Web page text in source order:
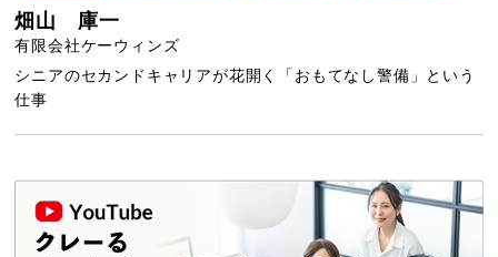
畑山 庫一
有限会社ケーウィンズ
シニアのセカンドキャリアが花開く「おもてなし警備」という
仕事